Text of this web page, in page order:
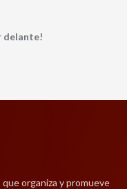
delante!
organiza y promueve